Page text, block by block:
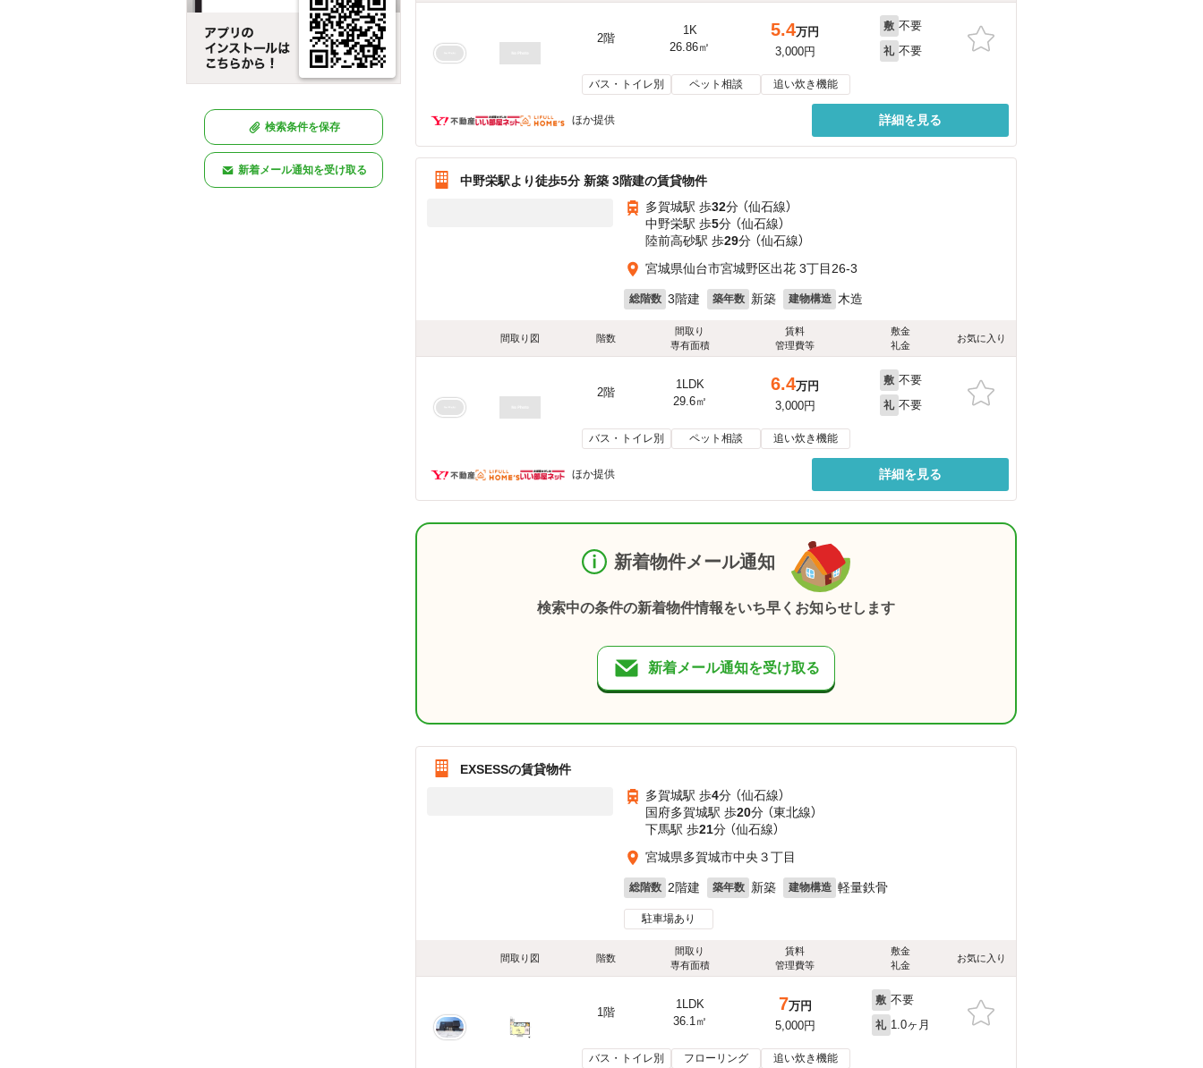
検索条件を保存
新着メール通知を受け取る
2階
1K
26.86㎡
5.4万円
3,000円
敷 不要
礼 不要
バス・トイレ別 ペット相談 追い炊き機能
ほか提供 詳細を見る
中野栄駅より徒歩5分 新築 3階建の賃貸物件
多賀城駅 歩32分 （仙石線）
中野栄駅 歩5分 （仙石線）
陸前高砂駅 歩29分 （仙石線）
宮城県仙台市宮城野区出花 3丁目26-3
総階数 3階建 築年数 新築 建物構造 木造
間取り図 階数
間取り
専有面積
賃料
管理費等
敷金
礼金
お気に入り
2階
1LDK
29.6㎡
6.4万円
3,000円
敷 不要
礼 不要
バス・トイレ別 ペット相談 追い炊き機能
ほか提供 詳細を見る
新着物件メール通知
検索中の条件の新着物件情報をいち早くお知らせします
新着メール通知を受け取る
EXSESSの賃貸物件
多賀城駅 歩4分 （仙石線）
国府多賀城駅 歩20分 （東北線）
下馬駅 歩21分 （仙石線）
宮城県多賀城市中央３丁目
総階数 2階建 築年数 新築 建物構造 軽量鉄骨
駐車場あり
間取り図 階数
間取り
専有面積
賃料
管理費等
敷金
礼金
お気に入り
1階
1LDK
36.1㎡
7万円
5,000円
敷 不要
礼 1.0ヶ月
バス・トイレ別 フローリング 追い炊き機能